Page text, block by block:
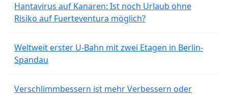
Hantavirus auf Kanaren: Ist noch Urlaub ohne
Risiko auf Fuerteventura möglich?
Weltweit erster U-Bahn mit zwei Etagen in Berlin-
Spandau
Verschlimmbessern ist mehr Verbessern oder